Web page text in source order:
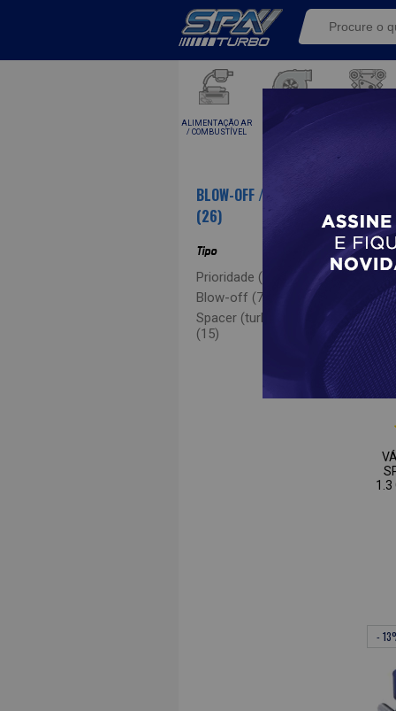
ALIMENTAÇÃO AR
/ COMBUSTÍVEL
BLOW-OFF / PRIORIDADE
(26)
Tipo
Prioridade (6)
Blow-off (7)
Spacer (turbo original)
(15)
-
1.3
-